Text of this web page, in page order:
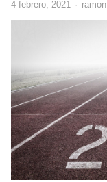
4 febrero, 2021 Author
ramon